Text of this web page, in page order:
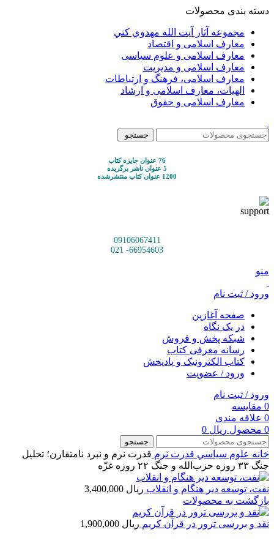
دسته بندی محصولات
مجموعه آثار آيت الله مهدوي كني
معارف اسلامی و اقتصاد
معارف اسلامی و علوم سیاسی
معارف اسلامی و مدیریت
معارف اسلامی، فرهنگ و ارتباطات
الهیات، معارف اسلامی و ارشاد
معارف اسلامی و حقوق
جستجو
76 عنوان جایزه کتاب
5 عنوان ناشر برگزیده
1200 عنوان کتاب منتشرشده
09106067411
66954603- 021
منو
ورود / ثبت نام
صفحه آغازین
در یک نگاه
شبکه پخش و فروش
رسانه معرفی کتاب
کتاب الکترونیک و پادپخش
ورود / عضویت
ورود / ثبت نام
0 مقایسه
0 علاقه مندی
0 محصول ریال
جستجو
خانه علوم سياسي قدرت نرم قدرت نرم و نبرد نامتقارن؛ تحلیل
جنگ ۳۳ روزه حزب‌الله و جنگ ۲۲ روزه غزّه
نفت، توسعه دیر هنگام و انقلاب ریال
بازگشت به محصولات
نقد و بررسی ترور در قرآن کریم ریال